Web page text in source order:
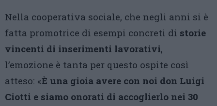
Nella cooperativa sociale, che negli anni si è
fatta promotrice di esempi concreti di storie
vincenti di inserimenti lavorativi,
l’emozione è tanta per questo ospite così
atteso: «È una gioia avere con noi don Luigi
Ciotti e siamo onorati di accoglierlo nei 30